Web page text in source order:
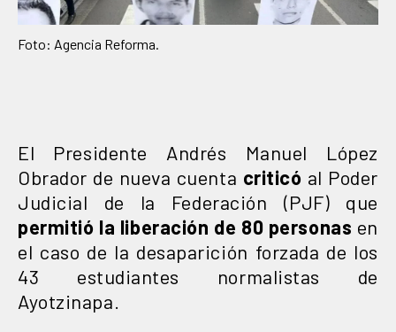
Foto: Agencia Reforma.
El Presidente Andrés Manuel López
Obrador de nueva cuenta criticó al Poder
Judicial de la Federación (PJF) que
permitió la liberación de 80 personas en
el caso de la desaparición forzada de los
43 estudiantes normalistas de
Ayotzinapa.